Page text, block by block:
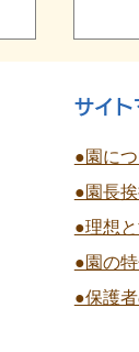
夏
サイト
●園に
●園長
●理想
●園の
●保護